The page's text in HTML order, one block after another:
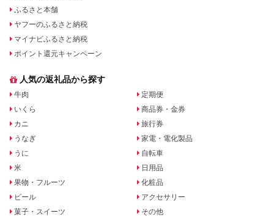
ふるさと本舗
ヤフーのふるさと納税
マイナビふるさと納税
ポイント還元キャンペーン
人気の返礼品から探す
牛肉
いくら
カニ
うなぎ
うに
米
果物・フルーツ
ビール
菓子・スイーツ
定期便
商品券・金券
旅行券
家電・電化製品
自転車
日用品
化粧品
アクセサリー
その他